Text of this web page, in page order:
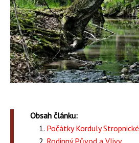
Obsah článku:
Počátky Korduly Stropnické
Rodinný Původ a Vlivy